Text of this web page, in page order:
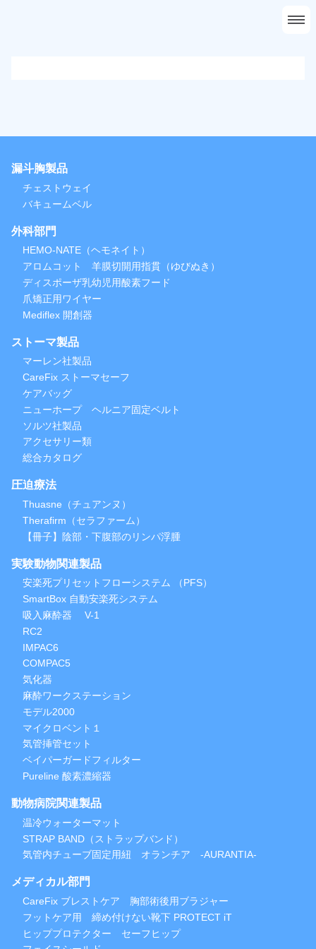
漏斗胸製品
チェストウェイ
バキュームベル
外科部門
HEMO-NATE（ヘモネイト）
アロムコット 羊膜切開用指貫（ゆびぬき）
ディスポーザ乳幼児用酸素フード
爪矯正用ワイヤー
Mediflex 開創器
ストーマ製品
マーレン社製品
CareFix ストーマセーフ
ケアバッグ
ニューホープ ヘルニア固定ベルト
ソルツ社製品
アクセサリー類
総合カタログ
圧迫療法
Thuasne（チュアンヌ）
Therafirm（セラファーム）
【冊子】陰部・下腹部のリンパ浮腫
実験動物関連製品
安楽死プリセットフローシステム （PFS）
SmartBox 自動安楽死システム
吸入麻酔器 V-1
RC2
IMPAC6
COMPAC5
気化器
麻酔ワークステーション
モデル2000
マイクロベント１
気管挿管セット
ベイパーガードフィルター
Pureline 酸素濃縮器
動物病院関連製品
温冷ウォーターマット
STRAP BAND（ストラップバンド）
気管内チューブ固定用紐 オランチア -AURANTIA-
メディカル部門
CareFix ブレストケア 胸部術後用ブラジャー
フットケア用 締め付けない靴下 PROTECT iT
ヒッププロテクター セーフヒップ